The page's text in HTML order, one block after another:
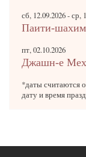
сб, 12.09.2026-ср,
Паити-шахим
пт, 02.10.2026
Джашн-е
*даты считаются
дату и время